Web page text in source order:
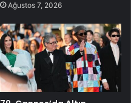
Ağustos 7, 2026